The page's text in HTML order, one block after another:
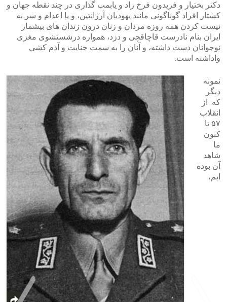
دکتر بختیار و فریدون فرخ زاد و یابمب گذاری در چند نقطه جهان و
کشتار افراد گوناگونی مانند یهودیان آرژانتین، و یا اعدام و سر به
نیست کردن همه روزه مردان و زنان درون زندان های بیشمار
ایران بنام نادرست قاچاقچی و دزد، همواره درشستشوی مغزی
نوجوانان دست داشته، و آنان را به سمت جنایت و آدم کشی
واداشته است.
نمونه
دیگر
که از
انقلاب
۵۷ تا
کنون
ما
شاهد
آن بوده
ایم،